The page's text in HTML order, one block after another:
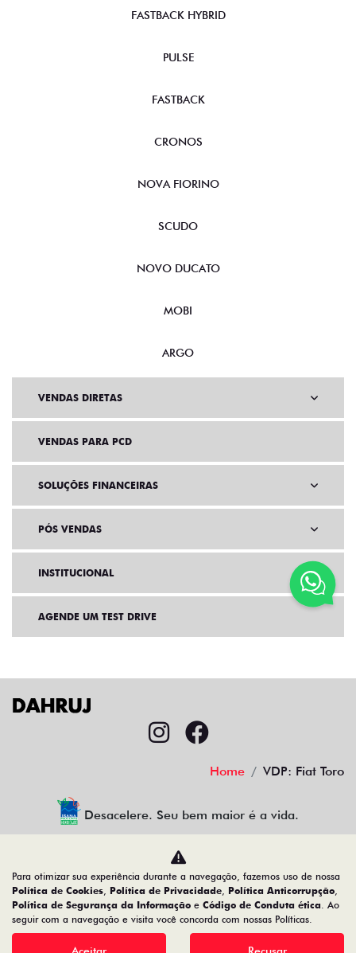
FASTBACK HYBRID
PULSE
FASTBACK
CRONOS
NOVA FIORINO
SCUDO
NOVO DUCATO
MOBI
ARGO
VENDAS DIRETAS
VENDAS PARA PCD
SOLUÇÕES FINANCEIRAS
PÓS VENDAS
INSTITUCIONAL
AGENDE UM TEST DRIVE
Home VDP: Fiat Toro
Desacelere. Seu bem maior é a vida.
CMJ Comércio de Veículos Ltda
05.026.792/0024-83
Para otimizar sua experiência durante a navegação, fazemos uso de nossa
Política de Cookies, Política de Privacidade, Política Anticorrupção,
Política de Segurança da Informação e Código de Conduta ética. Ao
seguir com a navegação e visita você concorda com nossas Políticas.